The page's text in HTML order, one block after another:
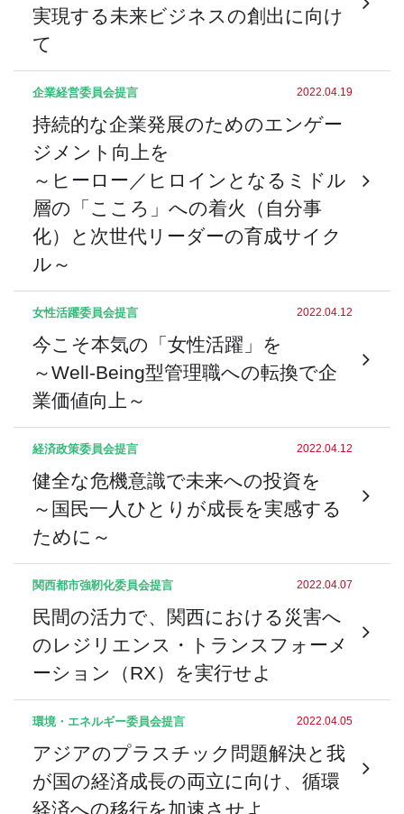
実現する未来ビジネスの創出に向け
て
企業経営委員会提言 2022.04.19
持続的な企業発展のためのエンゲー
ジメント向上を
～ヒーロー／ヒロインとなるミドル
層の「こころ」への着火（自分事
化）と次世代リーダーの育成サイク
ル～
女性活躍委員会提言 2022.04.12
今こそ本気の「女性活躍」を
～Well-Being型管理職への転換で企
業価値向上～
経済政策委員会提言 2022.04.12
健全な危機意識で未来への投資を
～国民一人ひとりが成長を実感する
ために～
関西都市強靭化委員会提言 2022.04.07
民間の活力で、関西における災害へ
のレジリエンス・トランスフォーメ
ーション（RX）を実行せよ
環境・エネルギー委員会提言 2022.04.05
アジアのプラスチック問題解決と我
が国の経済成長の両立に向け、循環
経済への移行を加速させよ